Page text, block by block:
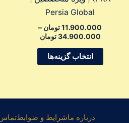
Persia Global
11.900.000تومان –
34.900.000 تومان
انتخاب گزینه‌ها
در
درباره ماشرایط و ضوابطتماس